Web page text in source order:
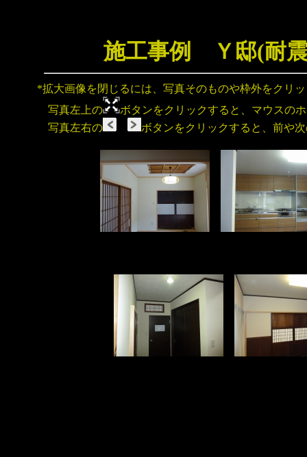
施工事例 Ｙ邸(耐
*拡大画像を閉じるには、写真そのものや枠外をクリ
写真左上の
ボタンをクリックすると、マウスの
写真左右の
ボタンをクリックすると、前や